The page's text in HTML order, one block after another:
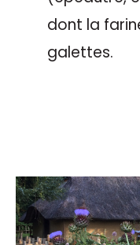
dont la
galettes.